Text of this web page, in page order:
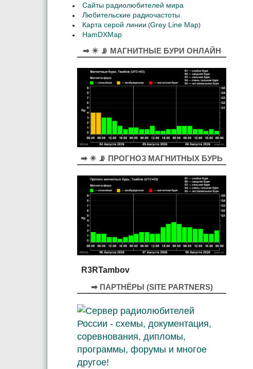
Сайты радиолюбителей мира
Любительские радиочастоты
Карта серой линии (Grey Line Map)
HamDXMap
➡ ☀ 📡 МАГНИТНЫЕ БУРИ ОНЛАЙН
➡ ☀ 📡 ПРОГНОЗ МАГНИТНЫХ БУРЬ
R3RTambov
➡ ПАРТНЁРЫ (SITE PARTNERS)